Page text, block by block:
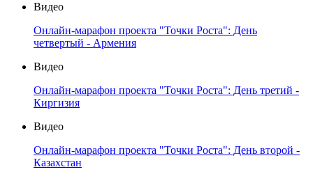
Видео
Онлайн-марафон проекта "Точки Роста": День
четвертый - Армения
Видео
Онлайн-марафон проекта "Точки Роста": День третий -
Киргизия
Видео
Онлайн-марафон проекта "Точки Роста": День второй -
Казахстан